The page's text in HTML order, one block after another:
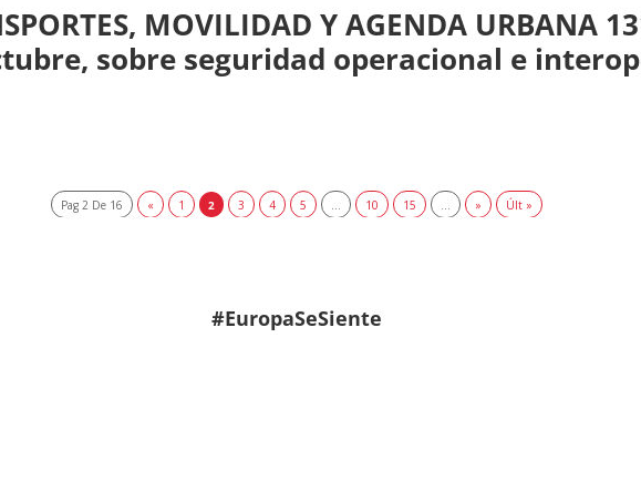
MOVILIDAD Y AGENDA URBANA
sobre seguridad operacional e
Pag 2 De 16 « 1 2 3 4 5 10 15 » Últ »
#EuropaSeSiente